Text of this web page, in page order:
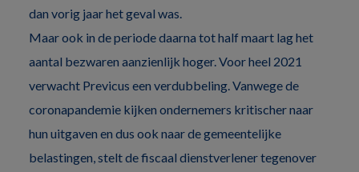
dan vorig jaar het geval was.
Maar ook in de periode daarna tot half maart lag het
aantal bezwaren aanzienlijk hoger. Voor heel 2021
verwacht Previcus een verdubbeling. Vanwege de
coronapandemie kijken ondernemers kritischer naar
hun uitgaven en dus ook naar de gemeentelijke
belastingen, stelt de fiscaal dienstverlener tegenover